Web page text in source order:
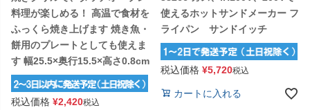
料理が楽しめる！ 高温で食材を
ふっくら焼き上げます 焼き魚・
餅用のプレートとしても使えま
す 幅25.5×奥行15.5×高さ0.8cm
税込価格 ¥2,420税込
使えるホットサンドメーカー フ
ライパン サンドイッチ
税込価格 ¥5,720税込
カートに入れる